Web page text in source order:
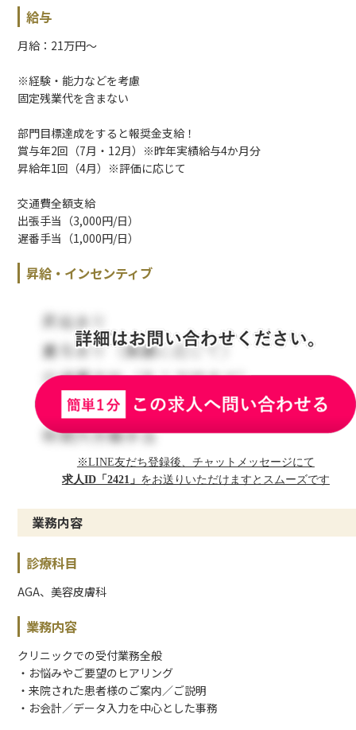
給与
月給：21万円～
※経験・能力などを考慮
固定残業代を含まない
部門目標達成をすると報奨金支給！
賞与年2回（7月・12月）※昨年実績給与4か月分
昇給年1回（4月）※評価に応じて
交通費全額支給
出張手当（3,000円/日）
遅番手当（1,000円/日）
昇給・インセンティブ
※LINE友だち登録後、チャットメッセージにて
求人ID「2421」 をお送りいただけますとスムーズです
業務内容
診療科目
AGA、美容皮膚科
業務内容
クリニックでの受付業務全般
・お悩みやご要望のヒアリング
・来院された患者様のご案内／ご説明
・お会計／データ入力を中心とした事務